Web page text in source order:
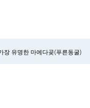
장 유명한 마에다곶(푸른동굴)